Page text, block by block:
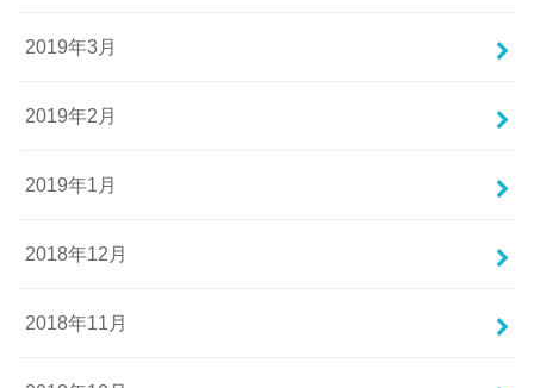
2019年3月
2019年2月
2019年1月
2018年12月
2018年11月